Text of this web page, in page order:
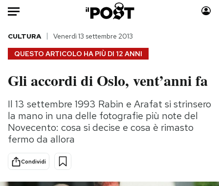
Auto
HOME
Italia
Politica
Tecnologia
Internet
Scienza
Cultura
Economia
Moda
Consumismi
Storie/Idee
Altrecose
QUESTO ARTICOLO HA PIÙ DI 12 ANNI
CULTURA Venerdì 13 settembre 2013
Gli accordi di Oslo, vent’anni fa
Il 13 settembre 1993 Rabin e Arafat si strinsero
la mano in una delle fotografie più note del
Novecento: cosa si decise e cosa è rimasto
fermo da allora
Condividi